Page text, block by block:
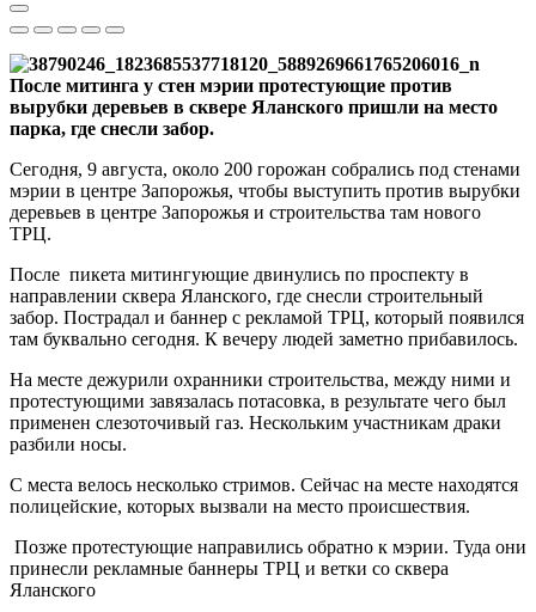
После митинга у стен мэрии протестующие против
вырубки деревьев в сквере Яланского пришли на место
парка, где снесли забор.
Сегодня, 9 августа, около 200 горожан собрались под стенами
мэрии в центре Запорожья, чтобы выступить против вырубки
деревьев в центре Запорожья и строительства там нового
ТРЦ.
После пикета митингующие двинулись по проспекту в
направлении сквера Яланского, где снесли строительный
забор. Пострадал и баннер с рекламой ТРЦ, который появился
там буквально сегодня. К вечеру людей заметно прибавилось.
На месте дежурили охранники строительства, между ними и
протестующими завязалась потасовка, в результате чего был
применен слезоточивый газ. Нескольким участникам драки
разбили носы.
С места велось несколько стримов. Сейчас на месте находятся
полицейские, которых вызвали на место происшествия.
Позже протестующие направились обратно к мэрии. Туда они
принесли рекламные баннеры ТРЦ и ветки со сквера
Яланского